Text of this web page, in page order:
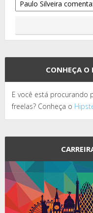
CONHEÇA O
E você está procurando
freelas? Conheça o